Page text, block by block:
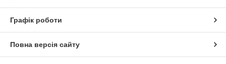
Графік роботи
Повна версія сайту